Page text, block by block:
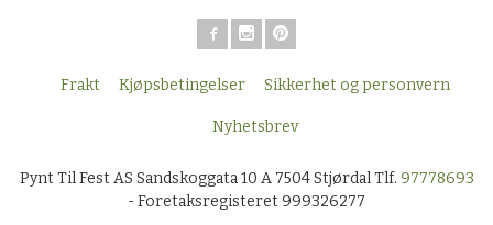
Frakt Kjøpsbetingelser Sikkerhet og personvern
Nyhetsbrev
Pynt Til Fest AS Sandskoggata 10 A 7504 Stjørdal Tlf. 97778693
- Foretaksregisteret 999326277